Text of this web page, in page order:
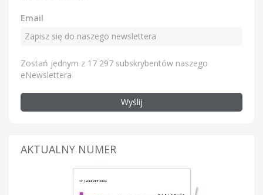
Email
Zostań jednym z 17 297 subskrybentów naszego
eNewslettera
Wyślij
AKTUALNY NUMER